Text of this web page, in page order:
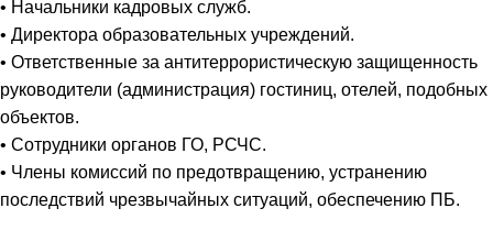
• Начальники кадровых служб.
• Директора образовательных учреждений.
• Ответственные за антитеррористическую защищенность
руководители (администрация) гостиниц, отелей, подобных
объектов.
• Сотрудники органов ГО, РСЧС.
• Члены комиссий по предотвращению, устранению
последствий чрезвычайных ситуаций, обеспечению ПБ.